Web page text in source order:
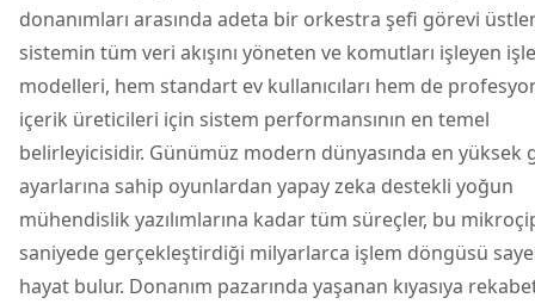
donanımları arasında adeta bir orkestra şefi görevi
sistemin tüm veri akışını yöneten ve komutları işleyen
modelleri, hem standart ev kullanıcıları hem de
içerik üreticileri için sistem performansının en temel
belirleyicisidir. Günümüz modern dünyasında en yüksek
ayarlarına sahip oyunlardan yapay zeka destekli yoğun
mühendislik yazılımlarına kadar tüm süreçler, bu
saniyede gerçekleştirdiği milyarlarca işlem döngüsü
hayat bulur. Donanım pazarında yaşanan kıyasıya